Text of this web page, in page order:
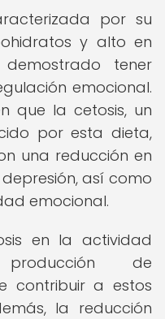
por su
y alto en
tener
emocional.
que la cetosis, un
por esta dieta,
una reducción en
así como
emocional.
en la actividad
de
contribuir a estos
la reducción